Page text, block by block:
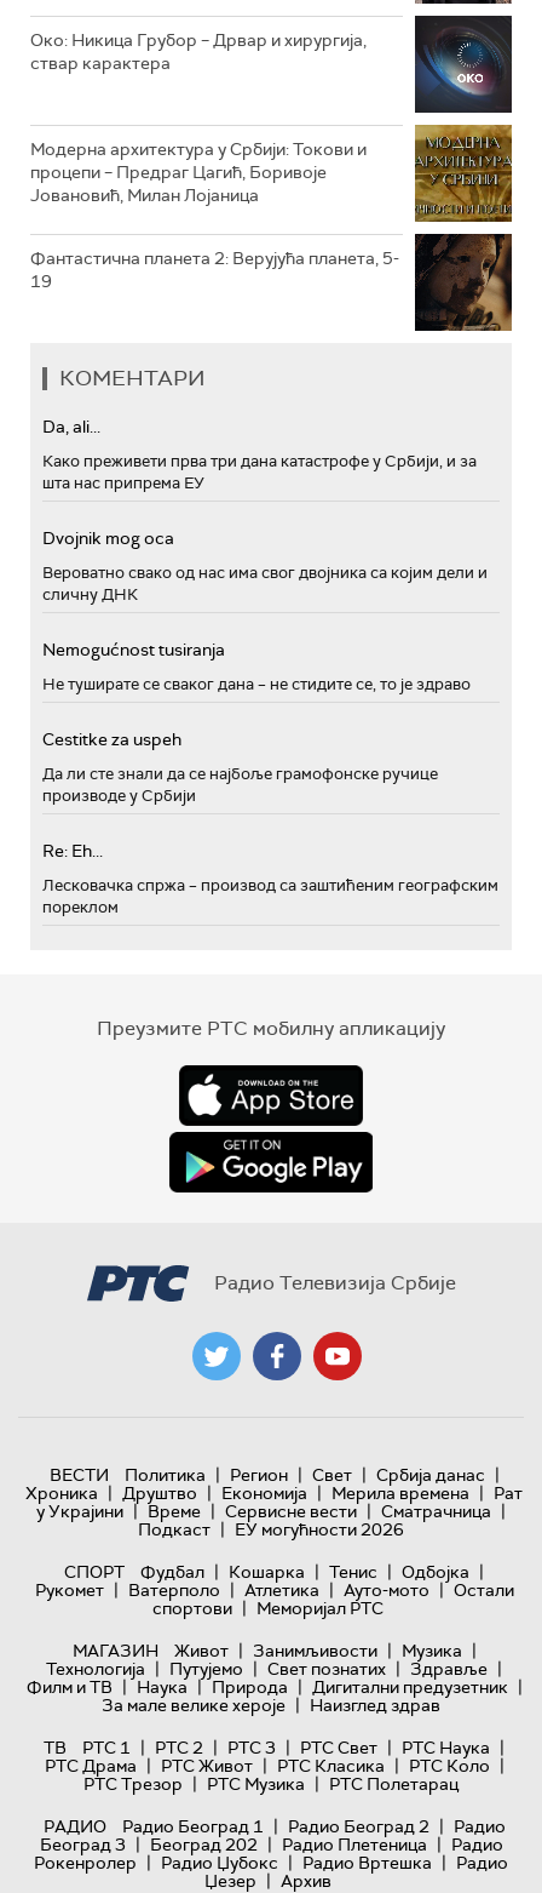
Око: Никица Грубор – Дрвар и хирургија,
ствар карактера
Модерна архитектура у Србији: Токови и
процепи – Предраг Цагић, Боривоје
Јовановић, Милан Лојаница
Фантастична планета 2: Верујућа планета, 5-
19
КОМЕНТАРИ
Da, ali...
Како преживети прва три дана катастрофе у Србији, и за
шта нас припрема ЕУ
Dvojnik mog oca
Вероватно свако од нас има свог двојника са којим дели и
сличну ДНК
Nemogućnost tusiranja
Не туширате се сваког дана – не стидите се, то је здраво
Cestitke za uspeh
Да ли сте знали да се најбоље грамофонске ручице
производе у Србији
Re: Eh...
Лесковачка спржа – производ са заштићеним географским
пореклом
Преузмите РТС мобилну апликацију
Радио Телевизија Србије
ВЕСТИ Политика | Регион | Свет | Србија данас |
Хроника | Друштво | Економија | Мерила времена | Рат
у Украјини | Време | Сервисне вести | Сматрачница |
Подкаст | ЕУ могућности 2026
СПОРТ
Фудбал | Кошарка | Тенис | Одбојка |
Рукомет | Ватерполо | Атлетика | Ауто-мото | Остали
спортови | Меморијал РТС
МАГАЗИН
Живот | Занимљивости | Музика |
Технологијa | Путујемо | Свет познатих | Здравље |
Филм и ТВ | Наука | Природа | Дигитални предузетник |
За мале велике хероје | Наизглед здрав
ТВ
РТС 1 | РТС 2 | РТС 3 | РТС Свет | РТС Наука |
РТС Драма | РТС Живот | РТС Класика | РТС Коло |
РТС Трезор | РТС Музика | РТС Полетарац
РАДИО
Радио Београд 1 | Радио Београд 2 | Радио
Београд 3 | Београд 202 | Радио Плетеница | Радио
Рокенролер | Радио Џубокс | Радио Вртешка | Радио
Џезер | Архив